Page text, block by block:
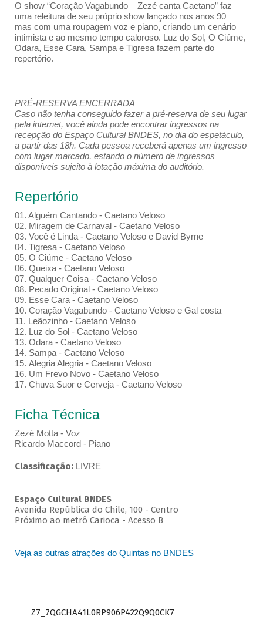
O show “Coração Vagabundo – Zezé canta Caetano” faz
uma releitura de seu próprio show lançado nos anos 90
mas com uma roupagem voz e piano, criando um cenário
intimista e ao mesmo tempo caloroso. Luz do Sol, O Ciúme,
Odara, Esse Cara, Sampa e Tigresa fazem parte do
repertório.
PRÉ-RESERVA ENCERRADA
Caso não tenha conseguido fazer a pré-reserva de seu lugar
pela internet, você ainda pode encontrar ingressos na
recepção do Espaço Cultural BNDES, no dia do espetáculo,
a partir das 18h. Cada pessoa receberá apenas um ingresso
com lugar marcado, estando o número de ingressos
disponíveis sujeito à lotação máxima do auditório.
Repertório
01. Alguém Cantando - Caetano Veloso
02. Miragem de Carnaval - Caetano Veloso
03. Você é Linda - Caetano Veloso e David Byrne
04. Tigresa - Caetano Veloso
05. O Ciúme - Caetano Veloso
06. Queixa - Caetano Veloso
07. Qualquer Coisa - Caetano Veloso
08. Pecado Original - Caetano Veloso
09. Esse Cara - Caetano Veloso
10. Coração Vagabundo - Caetano Veloso e Gal costa
11. Leãozinho - Caetano Veloso
12. Luz do Sol - Caetano Veloso
13. Odara - Caetano Veloso
14. Sampa - Caetano Veloso
15. Alegria Alegria - Caetano Veloso
16. Um Frevo Novo - Caetano Veloso
17. Chuva Suor e Cerveja - Caetano Veloso
Ficha Técnica
Zezé Motta - Voz
Ricardo Maccord - Piano
Classificação: LIVRE
Espaço Cultural BNDES
Avenida República do Chile, 100 - Centro
Próximo ao metrô Carioca - Acesso B
Veja as outras atrações do Quintas no BNDES
Z7_7QGCHA41L0RP906P422Q9Q0CK7